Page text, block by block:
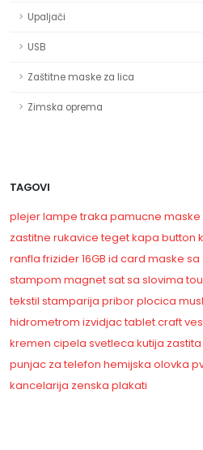
Upaljači
USB
Zaštitne maske za lica
Zimska oprema
TAGOVI
plejerlampe traka pamucne maske
zastitne rukavice teget kapa button
ranfla frizider16GB id card maske
stampom magnetsat sa slovima
tekstil stamparija priborplocica
hidrometrom izvidjactabletcraft
kremen cipela svetleca kutija
punjac za telefon hemijska olovka
kancelarija zenska plakati